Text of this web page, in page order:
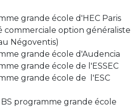
grande école d'HEC Paris
commerciale option généraliste
Négoventis)
grande école d'Audencia
grande école de l'ESSEC
grande école de l'ESC
programme grande école